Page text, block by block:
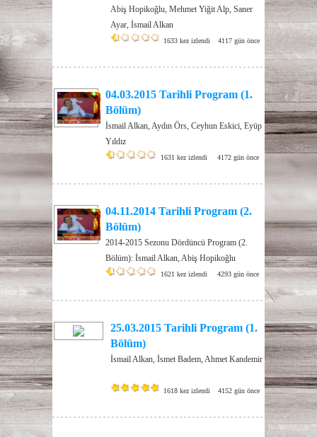
Abiş Hopikoğlu, Mehmet Yiğit Alp, Saner
Ayar, İsmail Alkan
1633 kez izlendi 4117 gün önce
04.03.2015 Tarihli Program (1.
Bölüm)
İsmail Alkan, Aydın Örs, Ceyhun Eskici, Eyüp
Yıldız
1631 kez izlendi 4172 gün önce
04.11.2014 Tarihli Program (2.
Bölüm)
2014-2015 Sezonu Dördüncü Program (2.
Bölüm): İsmail Alkan, Abiş Hopikoğlu
1621 kez izlendi 4293 gün önce
25.03.2015 Tarihli Program (1.
Bölüm)
İsmail Alkan, İsmet Badem, Ahmet Kandemir
1618 kez izlendi 4152 gün önce